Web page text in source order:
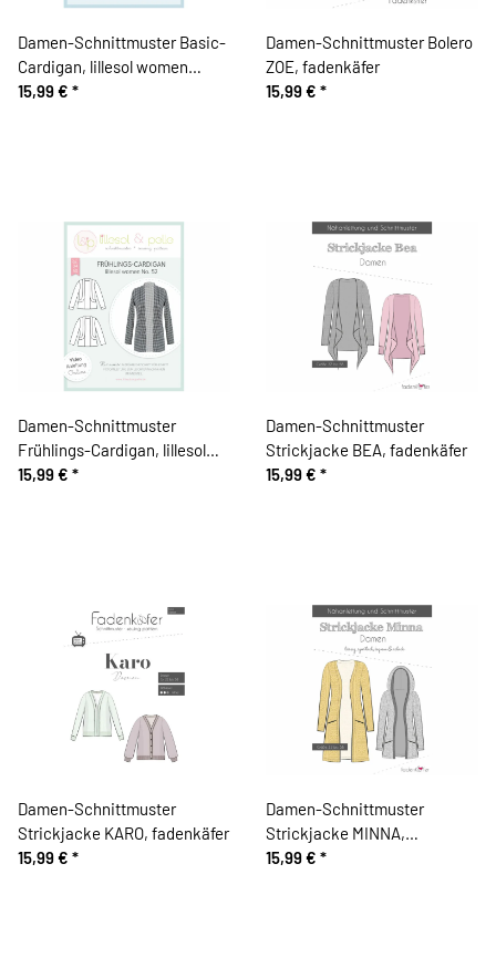
Damen-Schnittmuster Basic-
Cardigan, lillesol women
No.78
15,99 € *
Damen-Schnittmuster Bolero
ZOE, fadenkäfer
15,99 € *
Damen-Schnittmuster
Frühlings-Cardigan, lillesol
women No.52
15,99 € *
Damen-Schnittmuster
Strickjacke BEA, fadenkäfer
15,99 € *
Damen-Schnittmuster
Strickjacke KARO, fadenkäfer
15,99 € *
Damen-Schnittmuster
Strickjacke MINNA,
fadenkäfer
15,99 € *